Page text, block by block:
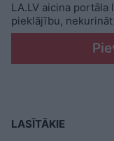
LA.LV aicina
pieklājību,
LASĪTĀKIE